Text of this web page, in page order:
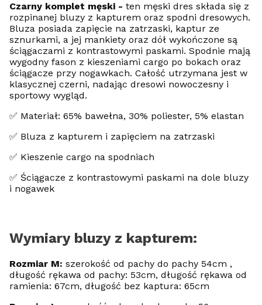
Czarny komplet męski - ten męski dres składa się z
rozpinanej bluzy z kapturem oraz spodni dresowych.
Bluza posiada zapięcie na zatrzaski, kaptur ze
sznurkami, a jej mankiety oraz dół wykończone są
ściągaczami z kontrastowymi paskami. Spodnie mają
wygodny fason z kieszeniami cargo po bokach oraz
ściągacze przy nogawkach. Całość utrzymana jest w
klasycznej czerni, nadając dresowi nowoczesny i
sportowy wygląd.
✅ Materiał: 65% bawełna, 30% poliester, 5% elastan
✅ Bluza z kapturem i zapięciem na zatrzaski
✅ Kieszenie cargo na spodniach
✅ Ściągacze z kontrastowymi paskami na dole bluzy
i nogawek
Wymiary bluzy z kapturem:
Rozmiar M: szerokość od pachy do pachy 54cm ,
długość rękawa od pachy: 53cm, długość rękawa od
ramienia: 67cm, długość bez kaptura: 65cm